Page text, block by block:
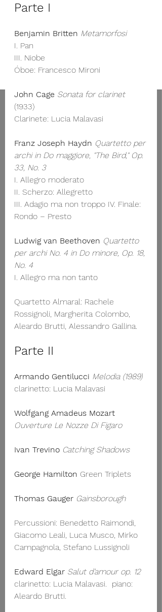
Parte I
Benjamin Britten Metamorfosi
I. Pan
III. Niobe
Óboe: Francesco Mironi
John Cage Sonata for clarinet
(1933)
Clarinete: Lucia Malavasi
Franz Joseph Haydn Quartetto per
archi in Do maggiore, "The Bird," Op.
33, No. 3
I. Allegro moderato
II. Scherzo: Allegretto
III. Adagio ma non troppo IV. Finale:
Rondo – Presto
Ludwig van Beethoven Quartetto
per archi No. 4 in Do minore, Op. 18,
No. 4
I. Allegro ma non tanto
Quartetto Almaral: Rachele
Rossignoli, Margherita Colombo,
Aleardo Brutti, Alessandro Gallina.
Parte II
Armando Gentilucci Melodia (1989)
clarinetto: Lucia Malavasi
Wolfgang Amadeus Mozart
Ouverture Le Nozze Di Figaro
Ivan Trevino Catching Shadows
George Hamilton Green Triplets
Thomas Gauger Gainsborough
Percussioni: Benedetto Raimondi,
Giacomo Leali, Luca Musco, Mirko
Campagnola, Stefano Lussignoli
Edward Elgar Salut d’amour op. 12
clarinetto: Lucia Malavasi.  piano:
Aleardo Brutti.